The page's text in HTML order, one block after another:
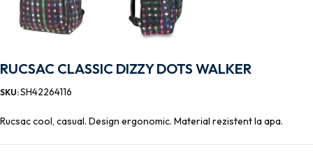
RUCSAC CLASSIC DIZZY DOTS WALKER
SKU:SH42264116
Rucsac cool, casual. Design ergonomic. Material rezistent la apa.